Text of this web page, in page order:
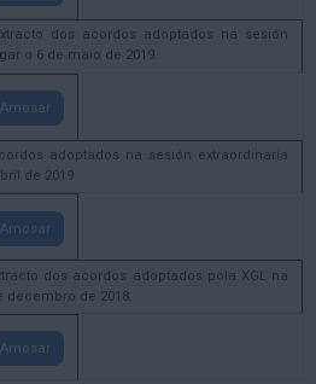
Extracto dos acordos adoptados na sesión
o 6 de maio de 2019.
Amosar
Acordos adoptados na sesión extraordinaria
de 2019
Amosar
dos acordos adoptados pola XGL na
de 2018.
Amosar